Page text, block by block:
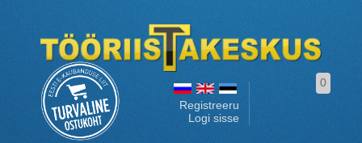
Registreeru
Logi sisse
0